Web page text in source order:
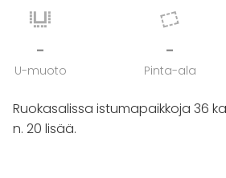
-
U-muoto
-
Pinta-ala
Ruokasalissa istumapaikkoja 36
n. 20 lisää.